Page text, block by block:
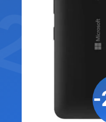
-